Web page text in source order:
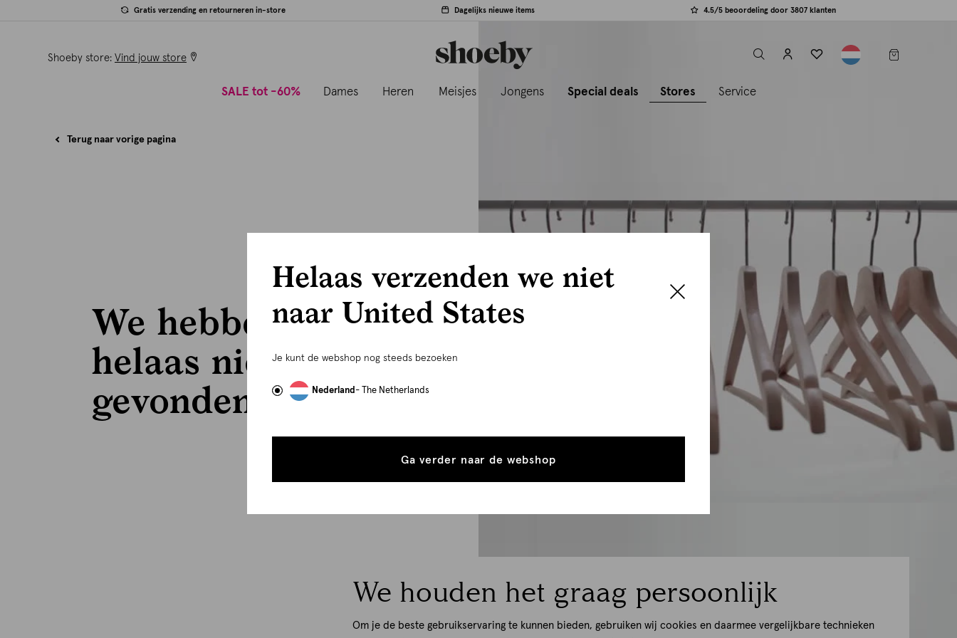
We houden het graag persoonlijk
Om je de beste gebruikservaring te kunnen bieden, gebruiken wij cookies en daarmee vergelijkbare technieken
Gratis verzending en retourneren in-store Dagelijks nieuwe items 4.5/5 beoordeling door 3807 klanten
Shoeby store: Vind jouw store
label.header.toggle
SALE tot -60% Dames Heren Meisjes Jongens Special deals Stores Service
Terug naar vorige pagina
We hebben
helaas niets
gevonden..
Helaas verzenden we niet
naar United States
Je kunt de webshop nog steeds bezoeken
Nederland- The Netherlands
Ga verder naar de webshop